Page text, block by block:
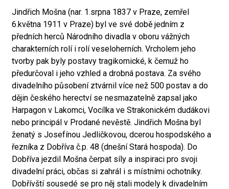
Jindřich Mošna (nar. 1.srpna 1837 v Praze, zemřel
6.května 1911 v Praze) byl ve své době jedním z
předních herců Národního divadla v oboru vážných
charakterních rolí i rolí veseloherních. Vrcholem jeho
tvorby pak byly postavy tragikomické, k čemuž ho
předurčoval i jeho vzhled a drobná postava. Za svého
divadelního působení ztvárnil více než 500 postav a do
dějin českého herectví se nesmazatelně zapsal jako
Harpagon v Lakomci, Vocílka ve Strakonickém dudákovi
nebo principál v Prodané nevěstě. Jindřich Mošna byl
ženatý s Josefínou Jedličkovou, dcerou hospodského a
řezníka z Dobříva č.p. 48 (dnešní Stará hospoda). Do
Dobříva jezdil Mošna čerpat síly a inspiraci pro svoji
divadelní práci, občas si zahrál i s místními ochotníky.
Dobřívští sousedé se pro něj stali modely k divadelním